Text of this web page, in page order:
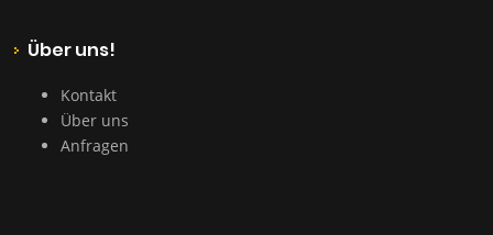
Über uns!
Kontakt
Über uns
Anfragen